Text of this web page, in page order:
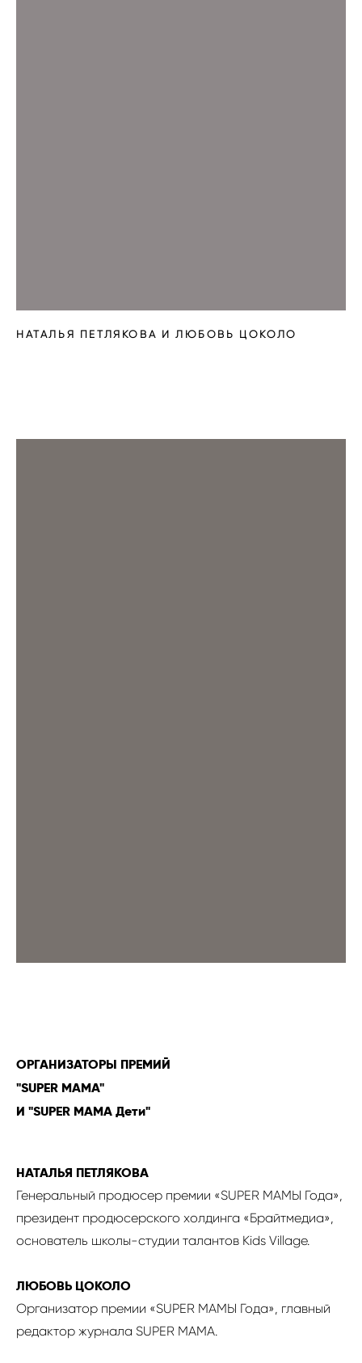
НАТАЛЬЯ ПЕТЛЯКОВА И ЛЮБОВЬ ЦОКОЛО
ОРГАНИЗАТОРЫ ПРЕМИЙ
"SUPER MAMA"
И "SUPER MAMА Дети"
НАТАЛЬЯ ПЕТЛЯКОВА
Генеральный продюсер премии «SUPER МАМЫ Года»,
президент продюсерского холдинга «Брайтмедиа»,
основатель школы-студии талантов Kids Village.
ЛЮБОВЬ ЦОКОЛО
Организатор премии «SUPER МАМЫ Года», главный
редактор журнала SUPER MAMA.